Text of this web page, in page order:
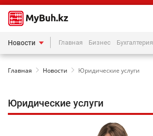
Новости Главная Бизнес Бухгалтерия
Главная Новости Юридические услуги
Юридические услуги